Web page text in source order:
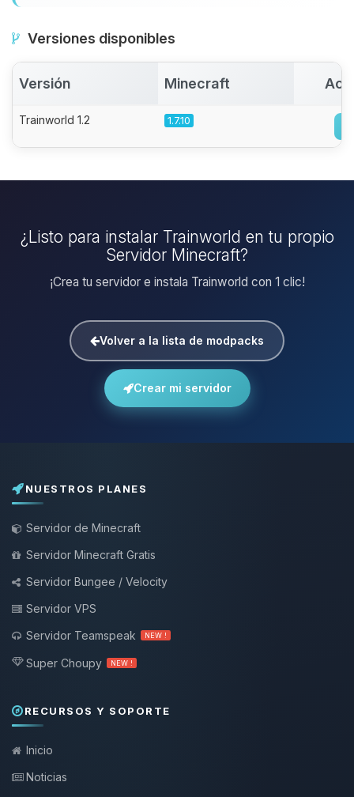
Versiones disponibles
Versión Minecraft
Trainworld 1.2 1.7.10
¿Listo para instalar Trainworld en tu propio
Servidor Minecraft?
¡Crea tu servidor e instala Trainworld con 1 clic!
Volver a la lista de modpacks
Crear mi servidor
NUESTROS PLANES
Servidor de Minecraft
Servidor Minecraft Gratis
Servidor Bungee / Velocity
Servidor VPS
Servidor Teamspeak
NEW !
Super Choupy NEW !
RECURSOS Y SOPORTE
Inicio
Noticias